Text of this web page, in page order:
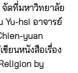
จัดที่มหาวิทยาลัย
Yu-hsi อาจารย์
yuan
ขียนหนังสือเรื่อง
by